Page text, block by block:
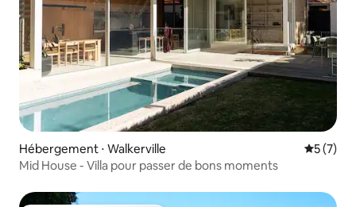
Hébergement ⋅ Walkerville
5 (7)
Mid House - Villa pour passer de bons moments